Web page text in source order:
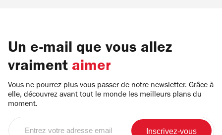
Un e-mail que vous allez
vraiment aimer
Vous ne pourrez plus vous passer de notre newsletter. Grâce à
elle, découvrez avant tout le monde les meilleurs plans du
moment.